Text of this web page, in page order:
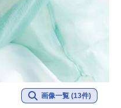
画像一覧 (13件)